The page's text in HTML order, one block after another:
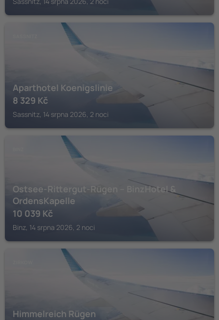
Aparthotel Koenigslinie
8 329 Kč
Sassnitz, 14 srpna 2026, 2 noci
Ostsee-Rittergut-Rügen – BinzHotel &
OrdensKapelle
10 039 Kč
Binz, 14 srpna 2026, 2 noci
Himmelreich Rügen